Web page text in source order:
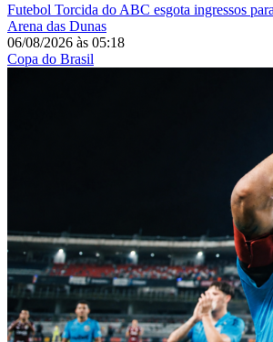
Futebol Torcida do ABC esgota ingressos
Arena das Dunas
06/08/2026 às 05:18
Copa do Brasil